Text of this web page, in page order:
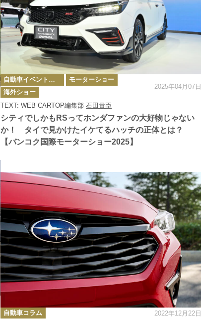
シティでしかもRSってホンダファンの大好物じゃない
か！ タイで見かけたイケてるハッチの正体とは？
【バンコク国際モーターショー2025】
TEXT: WEB CARTOP編集部 石田貴臣
カ
テ
ゴ
リ
ー
自動車イベント・カーイベント
モーターショー
海外ショー
2025年04月07日
カ
テ
自動車コラム 2022年12月22日